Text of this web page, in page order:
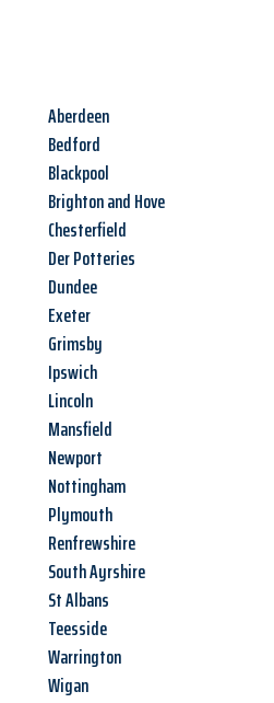
Aberdeen
Bedford
Blackpool
Brighton and Hove
Chesterfield
Der Potteries
Dundee
Exeter
Grimsby
Ipswich
Lincoln
Mansfield
Newport
Nottingham
Plymouth
Renfrewshire
South Ayrshire
St Albans
Teesside
Warrington
Wigan